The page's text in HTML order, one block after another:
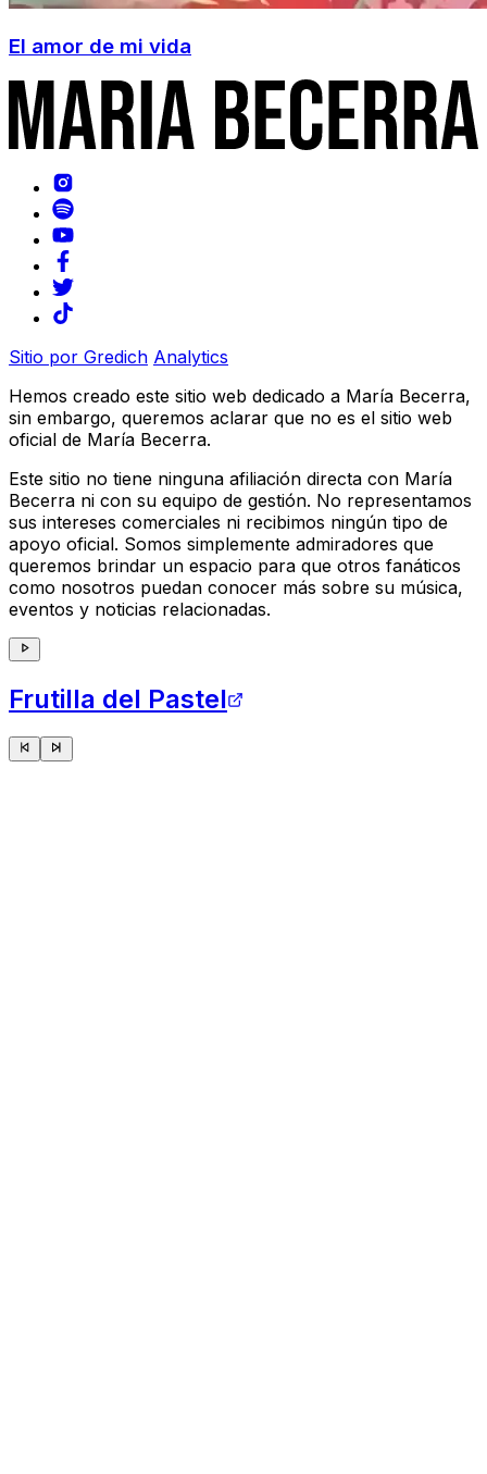
El amor de mi vida
Sitio por Gredich Analytics
Hemos creado este sitio web dedicado a María Becerra,
sin embargo, queremos aclarar que no es el sitio web
oficial de María Becerra.
Este sitio no tiene ninguna afiliación directa con María
Becerra ni con su equipo de gestión. No representamos
sus intereses comerciales ni recibimos ningún tipo de
apoyo oficial. Somos simplemente admiradores que
queremos brindar un espacio para que otros fanáticos
como nosotros puedan conocer más sobre su música,
eventos y noticias relacionadas.
Frutilla del Pastel